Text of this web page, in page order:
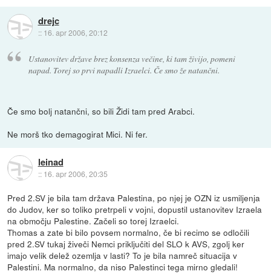
drejc
:: 16. apr 2006, 20:12
Ustanovitev države brez konsenza večine, ki tam živijo, pomeni
napad. Torej so prvi napadli Izraelci. Če smo že natančni.
Če smo bolj natančni, so bili Židi tam pred Arabci.
Ne morš tko demagogirat Mici. Ni fer.
leinad
:: 16. apr 2006, 20:35
Pred 2.SV je bila tam država Palestina, po njej je OZN iz usmiljenja
do Judov, ker so toliko pretrpeli v vojni, dopustil ustanovitev Izraela
na območju Palestine. Začeli so torej Izraelci.
Thomas a zate bi bilo povsem normalno, če bi recimo se odločili
pred 2.SV tukaj živeči Nemci priključiti del SLO k AVS, zgolj ker
imajo velik delež ozemlja v lasti? To je bila namreč situacija v
Palestini. Ma normalno, da niso Palestinci tega mirno gledali!